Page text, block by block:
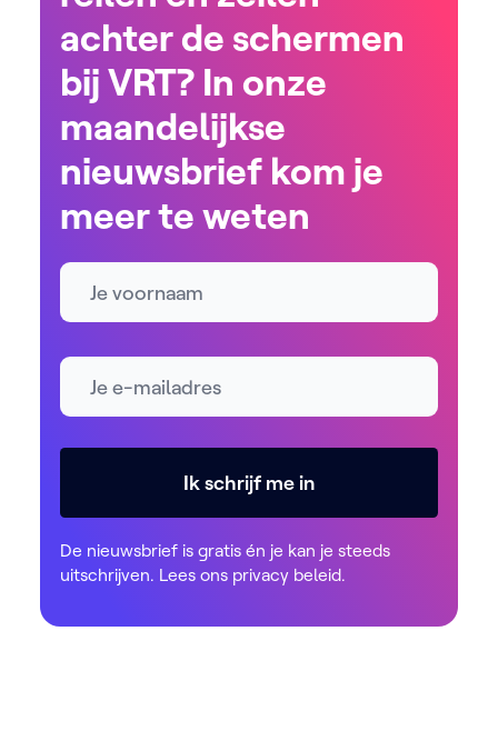
achter de schermen
bij VRT? In onze
maandelijkse
nieuwsbrief kom je
meer te weten
Naam
E-mailadres *
Ik schrijf me in
De nieuwsbrief is gratis én je kan je steeds
uitschrijven. Lees ons privacy beleid.